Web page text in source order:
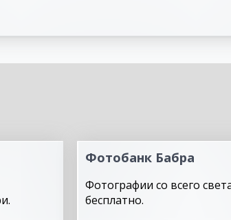
Фотобанк Бабра
Фотографии со всего
бесплатно.